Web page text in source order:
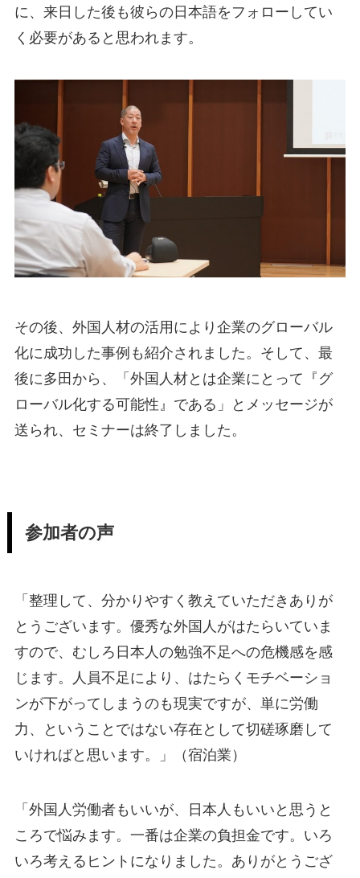
に、来日した後も彼らの日本語をフォローしてい
く必要があると思われます。
その後、外国人材の活用により企業のグローバル
化に成功した事例も紹介されました。そして、最
後に多田から、「外国人材とは企業にとって『グ
ローバル化する可能性』である」とメッセージが
送られ、セミナーは終了しました。
参加者の声
「整理して、分かりやすく教えていただきありが
とうございます。優秀な外国人がはたらいていま
すので、むしろ日本人の勉強不足への危機感を感
じます。人員不足により、はたらくモチベーショ
ンが下がってしまうのも現実ですが、単に労働
力、ということではない存在として切磋琢磨して
いければと思います。」（宿泊業）
「外国人労働者もいいが、日本人もいいと思うと
ころで悩みます。一番は企業の負担金です。いろ
いろ考えるヒントになりました。ありがとうござ